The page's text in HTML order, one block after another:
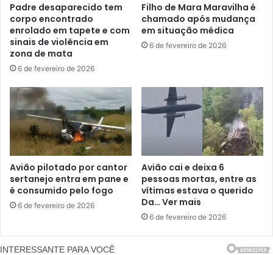
Padre desaparecido tem
corpo encontrado
enrolado em tapete e com
sinais de violência em
zona de mata
6 de fevereiro de 2026
Filho de Mara Maravilha é
chamado após mudança
em situação médica
6 de fevereiro de 2026
Avião pilotado por cantor
sertanejo entra em pane e
é consumido pelo fogo
6 de fevereiro de 2026
Avião cai e deixa 6
pessoas mortas, entre as
vítimas estava o querido
Da… Ver mais
6 de fevereiro de 2026